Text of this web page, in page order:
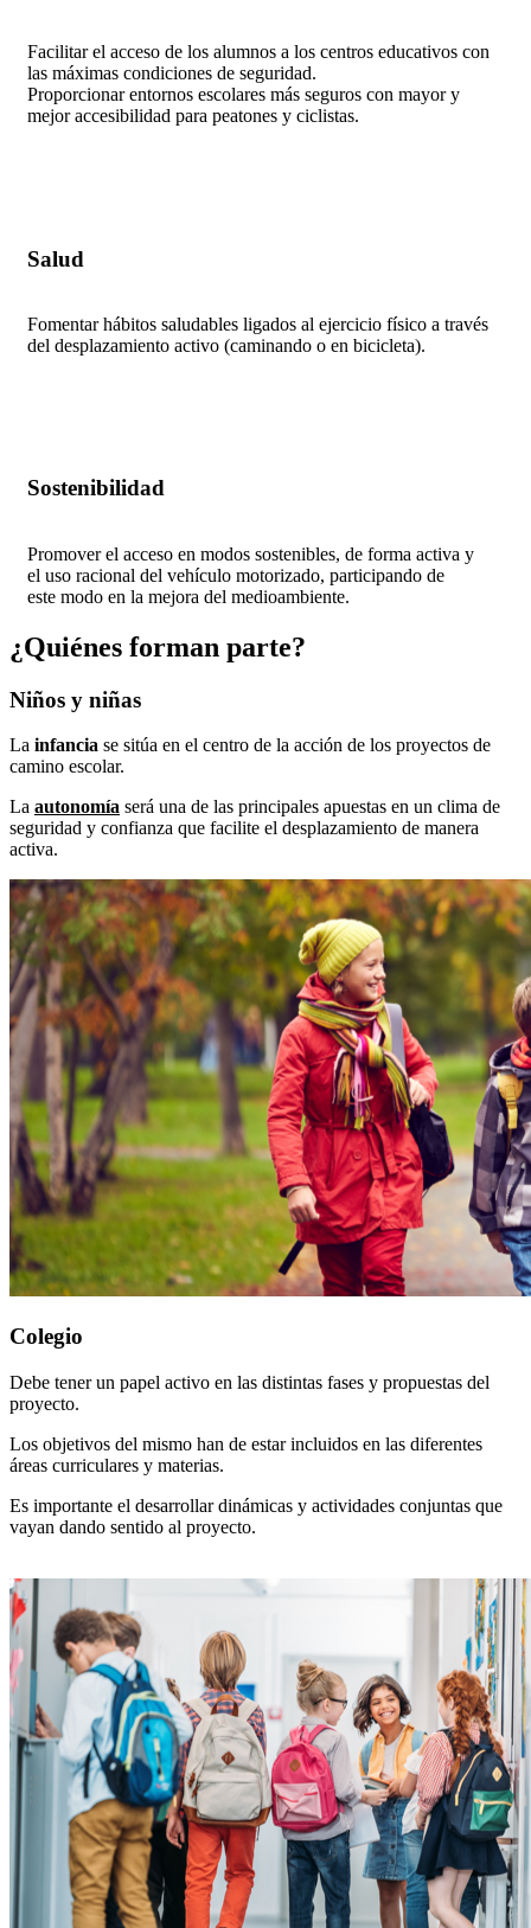
Facilitar el acceso de los alumnos a los centros educativos con
las máximas condiciones de seguridad.
Proporcionar entornos escolares más seguros con mayor y
mejor accesibilidad para peatones y ciclistas.
Salud
Fomentar hábitos saludables ligados al ejercicio físico a través
del desplazamiento activo (caminando o en bicicleta).
Sostenibilidad
Promover el acceso en modos sostenibles, de forma activa y
el uso racional del vehículo motorizado, participando de
este modo en la mejora del medioambiente.
¿Quiénes forman parte?
Niños y niñas
La infancia se sitúa en el centro de la acción de los proyectos de
camino escolar.
La autonomía será una de las principales apuestas en un clima de
seguridad y confianza que facilite el desplazamiento de manera
activa.
Colegio
Debe tener un papel activo en las distintas fases y propuestas del
proyecto.
Los objetivos del mismo han de estar incluidos en las diferentes
áreas curriculares y materias.
Es importante el desarrollar dinámicas y actividades conjuntas que
vayan dando sentido al proyecto.